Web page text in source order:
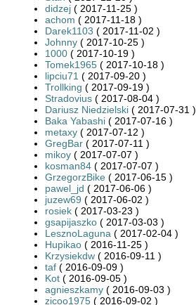
didzej ( 2017-11-25 )
achom ( 2017-11-18 )
Darek1103 ( 2017-11-02 )
Johnny ( 2017-10-25 )
1000 ( 2017-10-19 )
Tomek1965 ( 2017-10-18 )
lipciu71 ( 2017-09-20 )
Trollking ( 2017-09-19 )
Stradovius ( 2017-08-04 )
Dariusz Niedzielski ( 2017-07-31 )
Baka Yabashi ( 2017-07-16 )
metaxy ( 2017-07-12 )
GregBar ( 2017-07-11 )
mikoy ( 2017-07-07 )
kosman84 ( 2017-07-07 )
GrzegorzBike ( 2017-06-15 )
pawel_jd ( 2017-06-06 )
juzew69 ( 2017-06-02 )
rosiek ( 2017-03-23 )
gsapijaszko ( 2017-03-03 )
LesznoLaguna ( 2017-02-04 )
Hupikao ( 2016-11-25 )
Krzysiekdw ( 2016-09-11 )
taf ( 2016-09-09 )
Kot ( 2016-09-05 )
agnieszkamy ( 2016-09-03 )
zicoo1975 ( 2016-09-02 )